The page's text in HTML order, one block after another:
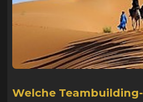
Welche Teambuilding-